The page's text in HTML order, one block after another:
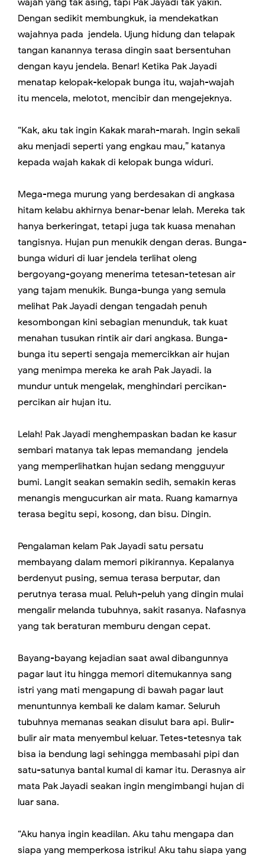
Dengan sedikit membungkuk, ia mendekatkan
wajahnya pada jendela. Ujung hidung dan telapak
tangan kanannya terasa dingin saat bersentuhan
dengan kayu jendela. Benar! Ketika Pak Jayadi
menatap kelopak-kelopak bunga itu, wajah-wajah
itu mencela, melotot, mencibir dan mengejeknya.
“Kak, aku tak ingin Kakak marah-marah. Ingin sekali
aku menjadi seperti yang engkau mau,” katanya
kepada wajah kakak di kelopak bunga widuri.
Mega-mega murung yang berdesakan di angkasa
hitam kelabu akhirnya benar-benar lelah. Mereka tak
hanya berkeringat, tetapi juga tak kuasa menahan
tangisnya. Hujan pun menukik dengan deras. Bunga-
bunga widuri di luar jendela terlihat oleng
bergoyang-goyang menerima tetesan-tetesan air
yang tajam menukik. Bunga-bunga yang semula
melihat Pak Jayadi dengan tengadah penuh
kesombongan kini sebagian menunduk, tak kuat
menahan tusukan rintik air dari angkasa. Bunga-
bunga itu seperti sengaja memercikkan air hujan
yang menimpa mereka ke arah Pak Jayadi. Ia
mundur untuk mengelak, menghindari percikan-
percikan air hujan itu.
Lelah! Pak Jayadi menghempaskan badan ke kasur
sembari matanya tak lepas memandang jendela
yang memperlihatkan hujan sedang mengguyur
bumi. Langit seakan semakin sedih, semakin keras
menangis mengucurkan air mata. Ruang kamarnya
terasa begitu sepi, kosong, dan bisu. Dingin.
Pengalaman kelam Pak Jayadi satu persatu
membayang dalam memori pikirannya. Kepalanya
berdenyut pusing, semua terasa berputar, dan
perutnya terasa mual. Peluh-peluh yang dingin mulai
mengalir melanda tubuhnya, sakit rasanya. Nafasnya
yang tak beraturan memburu dengan cepat.
Bayang-bayang kejadian saat awal dibangunnya
pagar laut itu hingga memori ditemukannya sang
istri yang mati mengapung di bawah pagar laut
menuntunnya kembali ke dalam kamar. Seluruh
tubuhnya memanas seakan disulut bara api. Bulir-
bulir air mata menyembul keluar. Tetes-tetesnya tak
bisa ia bendung lagi sehingga membasahi pipi dan
satu-satunya bantal kumal di kamar itu. Derasnya air
mata Pak Jayadi seakan ingin mengimbangi hujan di
luar sana.
“Aku hanya ingin keadilan. Aku tahu mengapa dan
siapa yang memperkosa istriku! Aku tahu siapa yang